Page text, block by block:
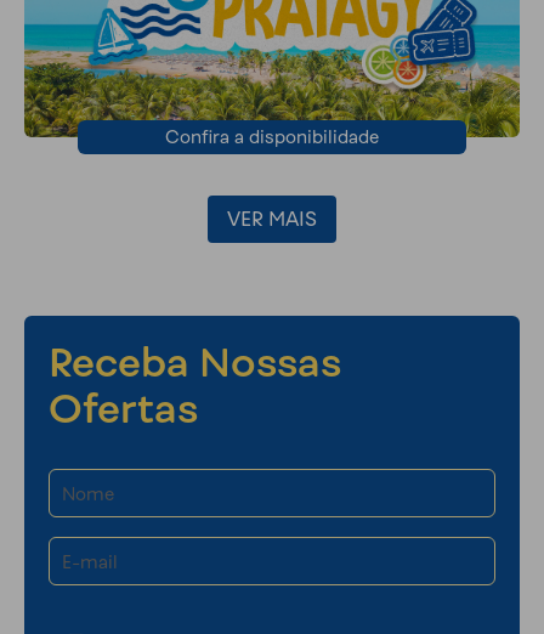
Confira a disponibilidade
VER MAIS
Receba Nossas
Ofertas